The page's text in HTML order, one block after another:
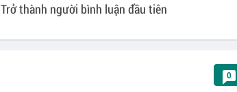
Trở thành người bình luận đầu tiên
0